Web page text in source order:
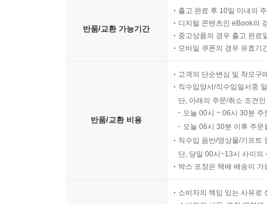
반품/교환 가능기간
출고 완료 후 10일 이내의
디지털 콘텐츠인 eBook의
중고상품의 경우 출고 완료
모바일 쿠폰의 경우 유효기
반품/교환 비용
고객의 단순변심 및 착오구
직수입양서/직수입일서중
단, 아래의 주문/취소 조건
오늘 00시 ~ 06시 30분
오늘 06시 30분 이후 주
직수입 음반/영상물/기프트
단, 당일 00시~13시 사이의
박스 포장은 택배 배송이
소비자의 책임 있는 사유로